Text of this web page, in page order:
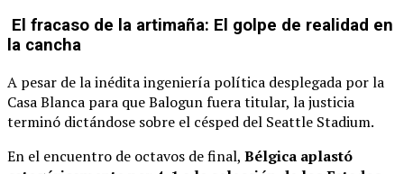
El fracaso de la artimaña: El golpe de realidad en
la cancha
A pesar de la inédita ingeniería política desplegada por la
Casa Blanca para que Balogun fuera titular, la justicia
terminó dictándose sobre el césped del Seattle Stadium.
En el encuentro de octavos de final, Bélgica aplastó